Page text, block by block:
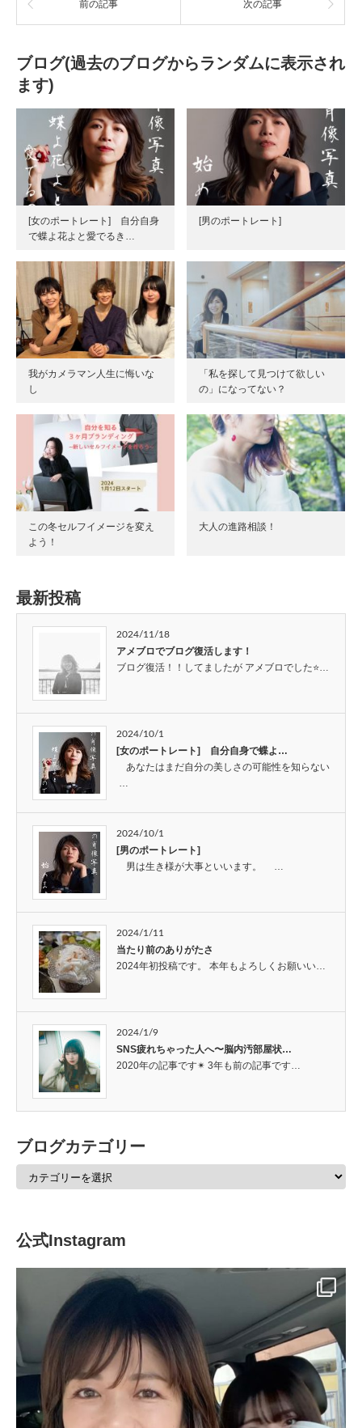
前の記事 次の記事
ブログ(過去のブログからランダムに表示され
ます)
[女のポートレート] 自分自身
で蝶よ花よと愛でるき…
[男のポートレート]
我がカメラマン人生に悔いな
し
「私を探して見つけて欲しい
の」になってない？
この冬セルフイメージを変え
よう！
大人の進路相談！
最新投稿
2024/11/18
アメブロでブログ復活します！
ブログ復活！！してましたが アメブロでした⭐…
2024/10/1
[女のポートレート] 自分自身で蝶よ…
あなたはまだ自分の美しさの可能性を知らない
…
2024/10/1
[男のポートレート]
男は生き様が大事といいます。 …
2024/1/11
当たり前のありがたさ
2024年初投稿です。 本年もよろしくお願いい…
2024/1/9
SNS疲れちゃった人へ〜脳内汚部屋状…
2020年の記事です✴︎ 3年も前の記事です…
ブログカテゴリー
公式Instagram